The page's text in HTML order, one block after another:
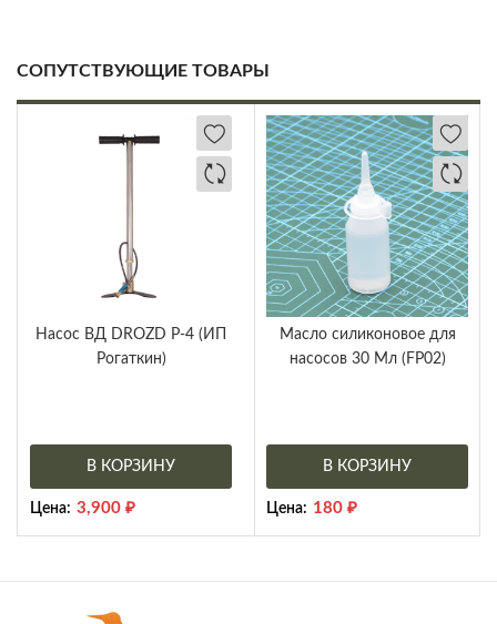
СОПУТСТВУЮЩИЕ ТОВАРЫ
Насос ВД DROZD P-4 (ИП
Рогаткин)
В КОРЗИНУ
Цена: 3,900 ₽
Масло силиконовое для
насосов 30 Мл (FP02)
В КОРЗИНУ
Цена: 180 ₽